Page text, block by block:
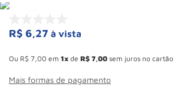
R$ 6,27 à vista
Ou R$ 7 00 em 1 de R$ 7 00 sem juros no cartão
Mais formas de pagamento
8 º Talha
9º Rodizio
10 º Paleteira